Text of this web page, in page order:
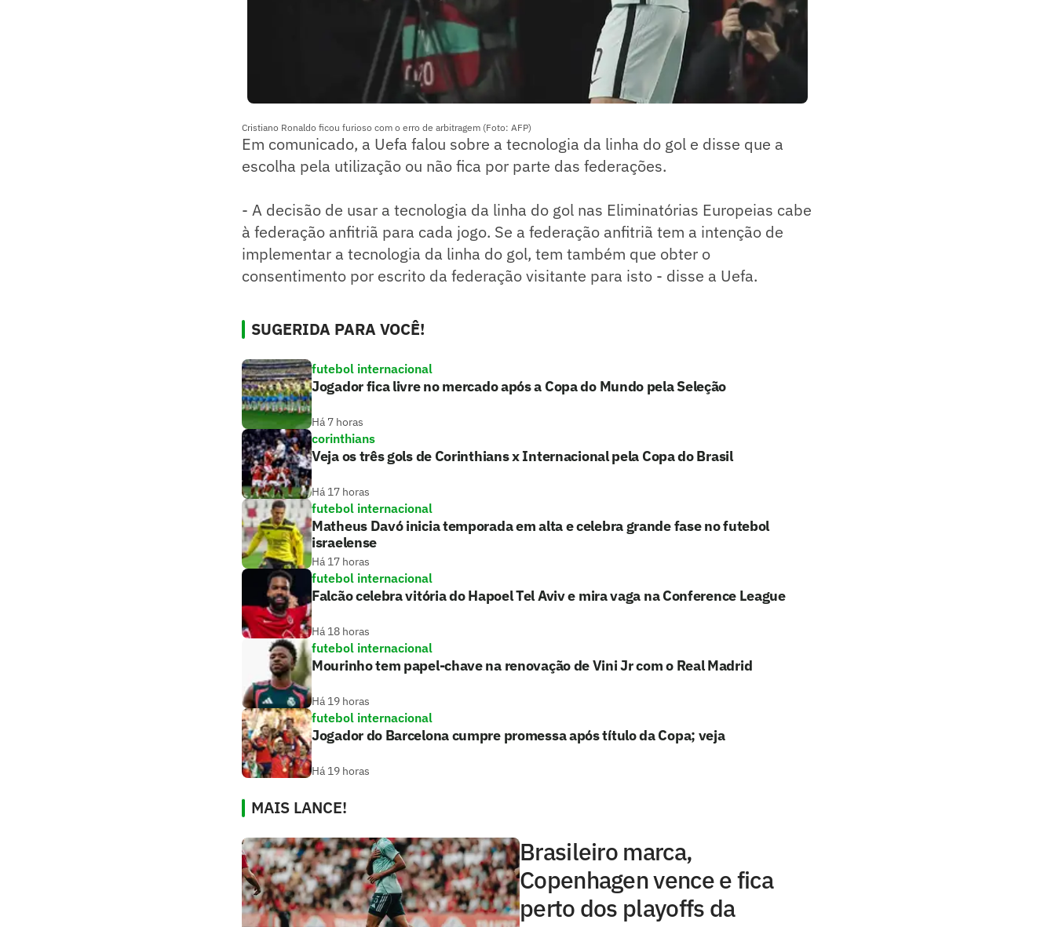
Cristiano Ronaldo ficou furioso com o erro de arbitragem (Foto: AFP)
Em comunicado, a Uefa falou sobre a tecnologia da linha do gol e disse que a
escolha pela utilização ou não fica por parte das federações.
- A decisão de usar a tecnologia da linha do gol nas Eliminatórias Europeias cabe
à federação anfitriã para cada jogo. Se a federação anfitriã tem a intenção de
implementar a tecnologia da linha do gol, tem também que obter o
consentimento por escrito da federação visitante para isto - disse a Uefa.
SUGERIDA PARA VOCÊ!
futebol internacional
Jogador fica livre no mercado após a Copa do Mundo pela Seleção
Há 7 horas
corinthians
Veja os três gols de Corinthians x Internacional pela Copa do Brasil
Há 17 horas
futebol internacional
Matheus Davó inicia temporada em alta e celebra grande fase no futebol
israelense
Há 17 horas
futebol internacional
Falcão celebra vitória do Hapoel Tel Aviv e mira vaga na Conference League
Há 18 horas
futebol internacional
Mourinho tem papel-chave na renovação de Vini Jr com o Real Madrid
Há 19 horas
futebol internacional
Jogador do Barcelona cumpre promessa após título da Copa; veja
Há 19 horas
MAIS LANCE!
Brasileiro marca,
Copenhagen vence e fica
perto dos playoffs da